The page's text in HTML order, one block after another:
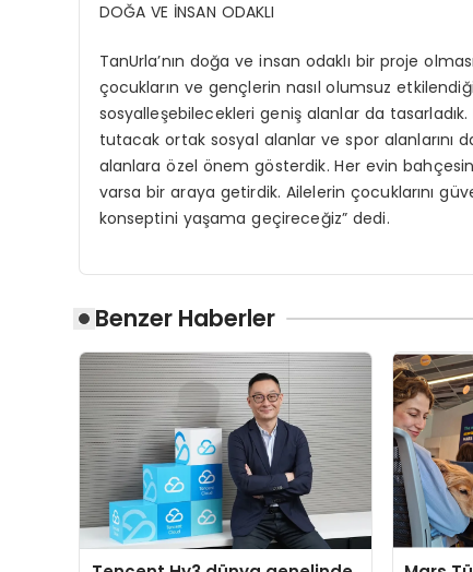
DOĞA VE İNSAN ODAKLI
TanUrla’nın doğa ve insan odaklı bir proje
çocukların ve gençlerin nasıl olumsuz
sosyalleşebilecekleri geniş alanlar da
tutacak ortak sosyal alanlar ve spor alanlarını
alanlara özel önem gösterdik. Her evin
varsa bir araya getirdik. Ailelerin çocuklarını
konseptini yaşama geçireceğiz” dedi.
Benzer Haberler